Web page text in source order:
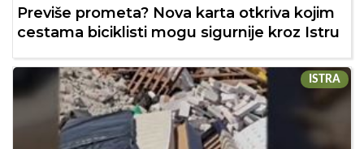
Previše prometa? Nova karta otkriva kojim
cestama biciklisti mogu sigurnije kroz Istru
ISTRA